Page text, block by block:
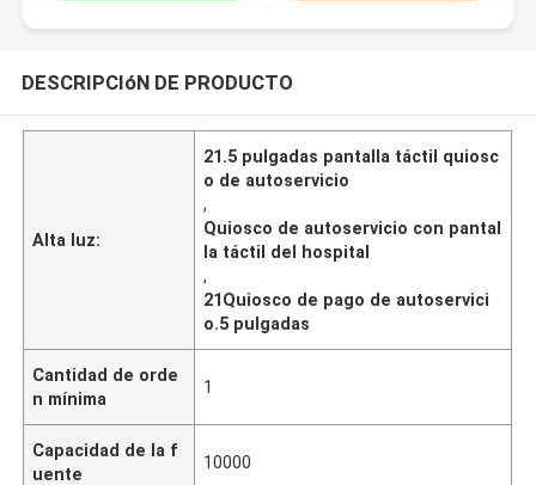
DESCRIPCIóN DE PRODUCTO
Alta luz:
21.5 pulgadas pantalla táctil quiosc
o de autoservicio
,
Quiosco de autoservicio con pantal
la táctil del hospital
,
21Quiosco de pago de autoservici
o.5 pulgadas
Cantidad de orde
n mínima
1
Capacidad de la f
uente
10000